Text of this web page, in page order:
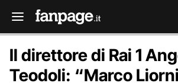
Il direttore di Rai 1
Teodoli: “Marco